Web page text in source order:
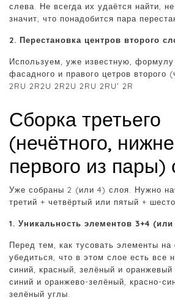
слева. Не всегда их удаётся найти,
значит, что понадобится пара
2. Перестановка центров второго
Используем, уже известную, формулу
фасадного и правого цетров второго
2RU 2R2U 2R2U 2RU 2RU’ 2R
Сборка третьего
(нечётного,
первого из пары)
Уже собраны 2 (или 4) слоя. Нужно
третий + четвёртый или пятый +
1. Уникальность элементов 3+4
Перед тем, как тусовать элементы
убедиться, что в этом слое есть все
синий, красный, зелёный и оранжевый
синий и оранжево-зелёный, красно-
зелёный углы.